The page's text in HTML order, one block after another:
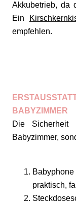
Akkubetrieb, da
Ein
empfehlen.
BABYZIMMER
Die
Babyzimmer,
praktisch,